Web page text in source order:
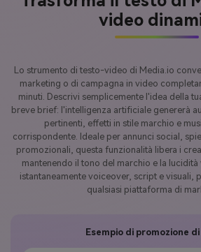
video
Lo strumento di testo-video di Media.io
marketing o di campagna in video
minuti. Descrivi semplicemente l'idea della
breve brief: l'intelligenza artificiale genererà
pertinenti, effetti in stile marchio e
corrispondente. Ideale per annunci social,
promozionali, questa funzionalità libera i
mantenendo il tono del marchio e la
istantaneamente voiceover, script e visuali,
qualsiasi piattaforma di
Esempio di promozione